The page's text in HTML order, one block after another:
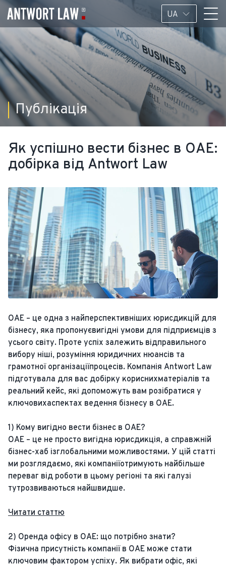
UA
Публікація
Як успішно вести бізнес в ОАЕ:
добірка від Antwort Law
ОАЕ – це одна з найперспективніших юрисдикцій для
бізнесу, яка пропонуєвигідні умови для підприємців з
усього світу. Проте успіх залежить відправильного
вибору ніші, розуміння юридичних нюансів та
грамотної організаціїпроцесів. Компанія Antwort Law
підготувала для вас добірку кориснихматеріалів та
реальний кейс, які допоможуть вам розібратися у
ключовихаспектах ведення бізнесу в ОАЕ.
1) Кому вигідно вести бізнес в ОАЕ?
ОАЕ – це не просто вигідна юрисдикція, а справжній
бізнес-хаб ізглобальними можливостями. У цій статті
ми розглядаємо, які компаніїотримують найбільше
переваг від роботи в цьому регіоні та які галузі
тутрозвиваються найшвидше.
Читати статтю
2) Оренда офісу в ОАЕ: що потрібно знати?
Фізична присутність компанії в ОАЕ може стати
ключовим фактором успіху. Як вибрати офіс, які